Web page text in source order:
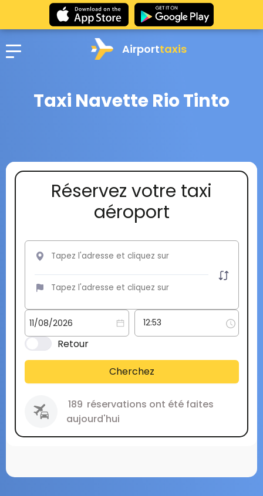
Airporttaxis
Taxi Navette Rio Tinto
Réservez votre taxi
aéroport
Retour
Cherchez
189 réservations ont été faites
aujourd'hui